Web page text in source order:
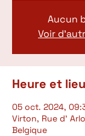
Aucun
Voir
Heure et lieu
05 oct. 2024,
Virton, Rue d'
Belgique